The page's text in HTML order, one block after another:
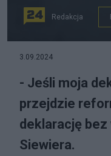
Redakcja
3.09.2024
- Jeśli moja
przejdzie
deklarację
Siewiera.